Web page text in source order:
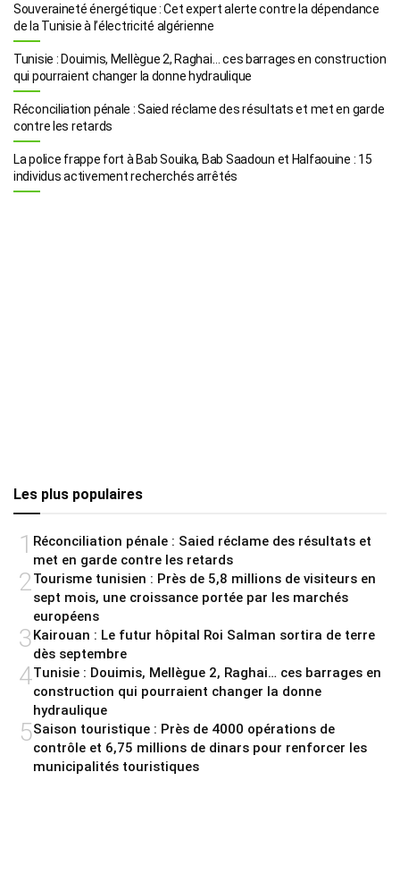
Souveraineté énergétique : Cet expert alerte contre la dépendance
de la Tunisie à l’électricité algérienne
Tunisie : Douimis, Mellègue 2, Raghai… ces barrages en construction
qui pourraient changer la donne hydraulique
Réconciliation pénale : Saied réclame des résultats et met en garde
contre les retards
La police frappe fort à Bab Souika, Bab Saadoun et Halfaouine : 15
individus activement recherchés arrêtés
Les plus populaires
1 Réconciliation pénale : Saied réclame des résultats et
met en garde contre les retards
2Tourisme tunisien : Près de 5,8 millions de visiteurs en
sept mois, une croissance portée par les marchés
européens
3Kairouan : Le futur hôpital Roi Salman sortira de terre
dès septembre
4Tunisie : Douimis, Mellègue 2, Raghai… ces barrages en
construction qui pourraient changer la donne
hydraulique
5Saison touristique : Près de 4000 opérations de
contrôle et 6,75 millions de dinars pour renforcer les
municipalités touristiques